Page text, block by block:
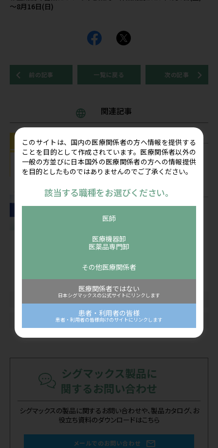
～8月16日(日)
前の記事 一覧に戻る 次の記事
関連記事
お盆期間の営業についてのご案内 休業
期間2026年8月8日(土) ～8月16日(日)
公開：2026/07/22
コンテンツ
看護師向け情報サイト「ディアケア」
2026年5月掲載「看護ケアにポケットエ
コーを活用しよう！」を公開しました
公開：2026/07/07
カテゴリー
新着情報 お知らせ
コンテンツ イベント
シグマックス製品に
関するお問い合わせ
シグマックスの製品に関するお問い合わせや、製品カタログ、お
役立ち資料のダウンロードはこちら
メールでのお問い合わせ
このサイトは、国内の医療関係者の方へ情報を提供する
ことを目的として作成されています。医療関係者以外の
一般の方並びに日本国外の医療関係者の方への情報提供
を目的としたものではありませんのでご了承ください。
該当する職種をお選びください。
医師
医療機器卸
医薬品専門卸
その他医療関係者
医療関係者ではない
日本シグマックスの公式サイトにリンクします
患者・利用者の皆様
患者・利用者の皆様向けのサイトにリンクします